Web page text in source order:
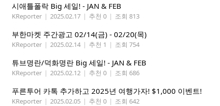
시애틀폴락 Big 세일! - JAN & FEB
KReporter | 2025.02.17 | 추천 0 | 조회 813
부한마켓 주간광고 02/14(금) - 02/20(목)
KReporter | 2025.02.14 | 추천 1 | 조회 754
튜브명란/덕화명란 Big 세일! - JAN & FEB
KReporter | 2025.02.12 | 추천 0 | 조회 686
푸른투어 카톡 추가하고 2025년 여행가자! $1,000 이벤트!
KReporter | 2025.02.05 | 추천 0 | 조회 642